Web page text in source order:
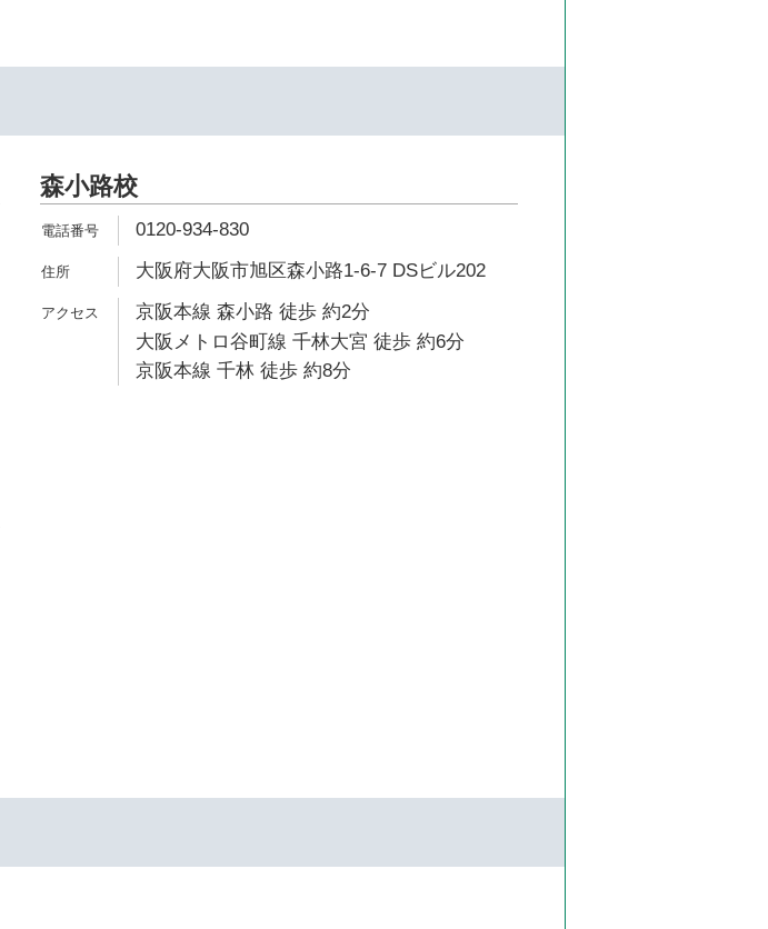
森小路校
0120-934-830
大阪府大阪市旭区森小路1-6-7 DSビル202
京阪本線 森小路 徒歩 約2分
大阪メトロ谷町線 千林大宮 徒歩 約6分
京阪本線 千林 徒歩 約8分